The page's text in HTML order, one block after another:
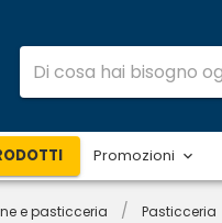
Promozioni
e pasticceria / Pasticceria